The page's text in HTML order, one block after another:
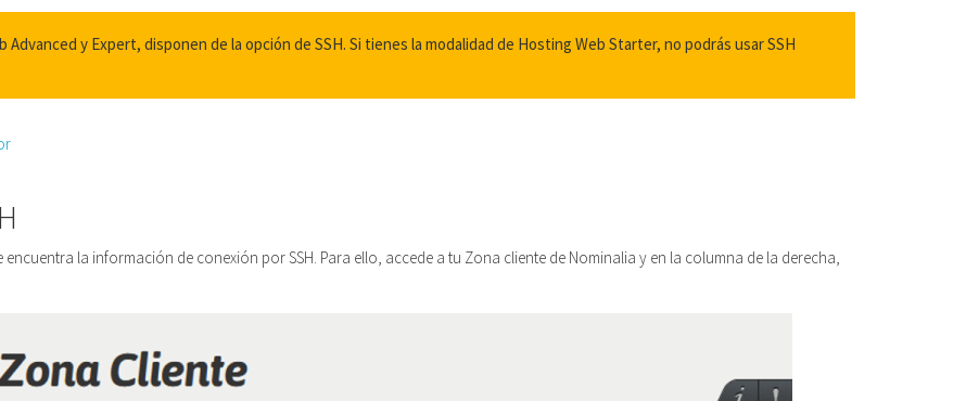
Advanced y Expert, disponen de la opción de SSH. Si tienes la modalidad de Hosting Web Starter, no podrás usar SSH
la información de conexión por SSH. Para ello, accede a tu Zona cliente de Nominalia y en la columna de la derecha,